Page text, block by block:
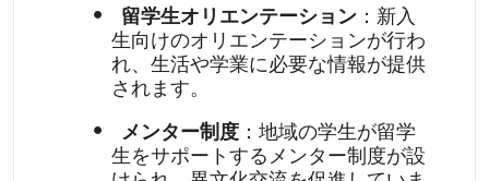
留学生オリエンテーション：新入
生向けのオリエンテーションが行わ
れ、生活や学業に必要な情報が提供
されます。
メンター制度：地域の学生が留学
生をサポートするメンター制度が設